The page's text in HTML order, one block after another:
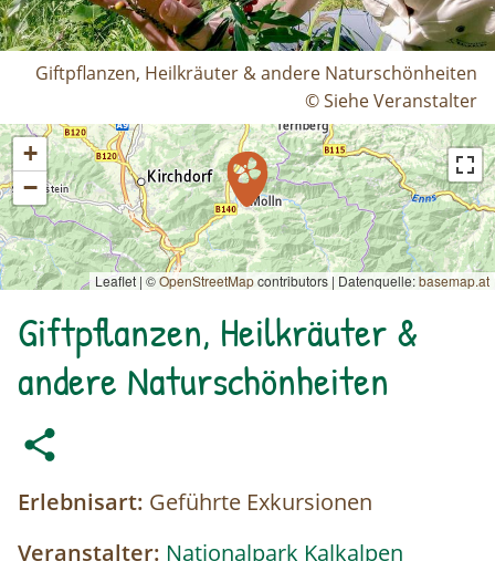
Giftpflanzen, Heilkräuter & andere Naturschönheiten
© Siehe Veranstalter
+
−
Leaflet | ©OpenStreetMapcontributors | Datenquelle:basemap.at
Giftpflanzen, Heilkräuter &
andere Naturschönheiten
Erlebnisart: Geführte Exkursionen
Veranstalter: Nationalpark Kalkalpen